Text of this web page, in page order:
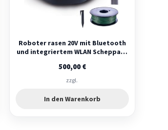
Roboter rasen 20V mit Bluetooth
und integriertem WLAN Scheppach
500,00 €
zzgl.
In den Warenkorb